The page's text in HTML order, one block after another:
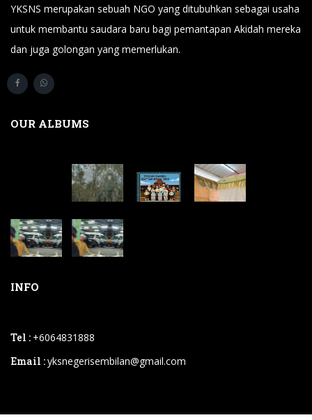
YKSNS merupakan sebuah NGO yang ditubuhkan sebagai usaha
untuk membantu saudara baru bagi pemantapan Akidah mereka
dan juga golongan yang memerlukan.
OUR ALBUMS
INFO
Tel : +6064831888
Email :yksnegerisembilan@gmail.com